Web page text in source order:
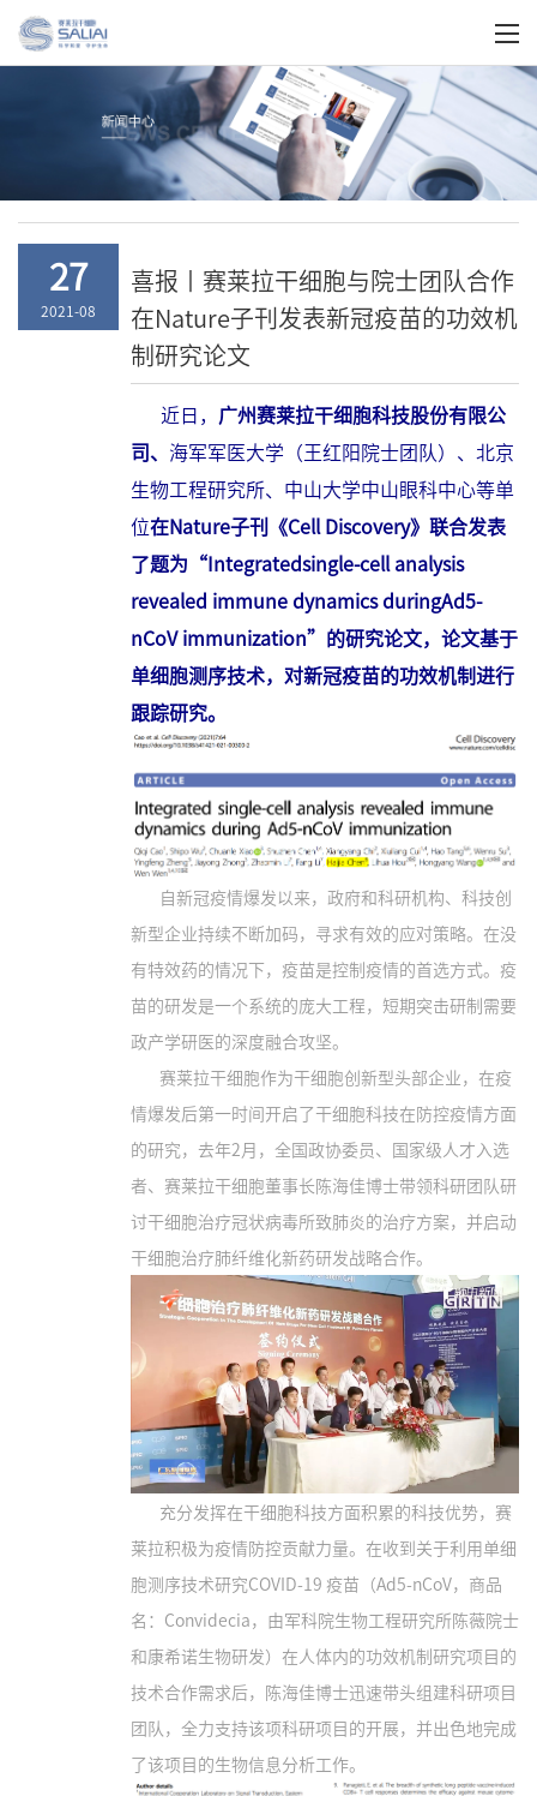
关于我们
27
2021-08
喜报丨赛莱拉干细胞与院士团队合作
在Nature子刊发表新冠疫苗的功效机
制研究论文
近日， 广州赛莱拉干细胞科技股份有限公
司、 海军军医大学（王红阳院士团队）、北京
生物工程研究所、中山大学中山眼科中心等单
位在Nature子刊《Cell Discovery》联合发表
了题为“Integratedsingle-cell analysis
revealed immune dynamics duringAd5-
nCoV immunization”的研究论文，论文基于
单细胞测序技术，对新冠疫苗的功效机制进行
跟踪研究。
自新冠疫情爆发以来，政府和科研机构、科技创
新型企业持续不断加码，寻求有效的应对策略。在没
有特效药的情况下，疫苗是控制疫情的首选方式。疫
苗的研发是一个系统的庞大工程，短期突击研制需要
政产学研医的深度融合攻坚。
赛莱拉干细胞作为干细胞创新型头部企业，在疫
情爆发后第一时间开启了干细胞科技在防控疫情方面
的研究，去年2月，全国政协委员、国家级人才入选
者、赛莱拉干细胞董事长陈海佳博士带领科研团队研
讨干细胞治疗冠状病毒所致肺炎的治疗方案，并启动
干细胞治疗肺纤维化新药研发战略合作。
充分发挥在干细胞科技方面积累的科技优势，赛
莱拉积极为疫情防控贡献力量。在收到关于利用单细
胞测序技术研究COVID-19 疫苗（Ad5-nCoV，商品
名：Convidecia，由军科院生物工程研究所陈薇院士
和康希诺生物研发）在人体内的功效机制研究项目的
技术合作需求后，陈海佳博士迅速带头组建科研项目
团队，全力支持该项科研项目的开展，并出色地完成
了该项目的生物信息分析工作。